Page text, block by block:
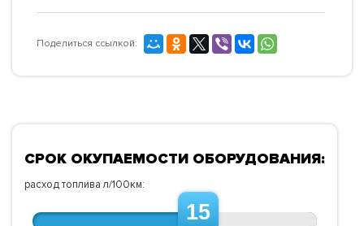
Поделиться ссылкой:
СРОК ОКУПАЕМОСТИ ОБОРУДОВАНИЯ:
расход топлива л/100км:
15